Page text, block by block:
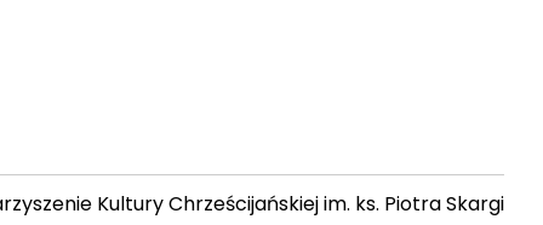
Kultury Chrześcijańskiej im. ks. Piotra Skargi